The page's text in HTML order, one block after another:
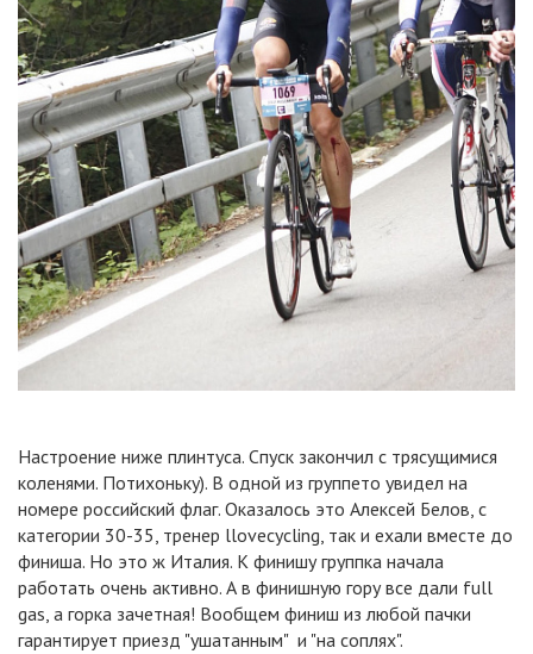
Настроение ниже плинтуса. Спуск закончил с трясущимися
коленями. Потихоньку). В одной из группето увидел на
номере российский флаг. Оказалось это Алексей Белов, с
категории 30-35, тренер llovecycling, так и ехали вместе до
финиша. Но это ж Италия. К финишу группка начала
работать очень активно. А в финишную гору все дали full
gas, а горка зачетная! Вообщем финиш из любой пачки
гарантирует приезд "ушатанным" и "на соплях".